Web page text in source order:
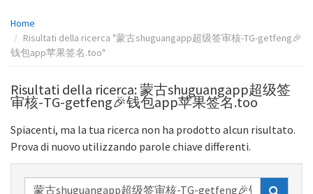
Percorso
pagina:
Home
Risultati della ricerca "蒙古shuguangapp超级签审核-TG-getfeng🎉
钱包app苹果签名.too"
Risultati della ricerca: 蒙古shuguangapp超级签
审核-TG-getfeng🎉钱包app苹果签名.too
Spiacenti, ma la tua ricerca non ha prodotto alcun risultato.
Prova di nuovo utilizzando parole chiave differenti.
Ricerca